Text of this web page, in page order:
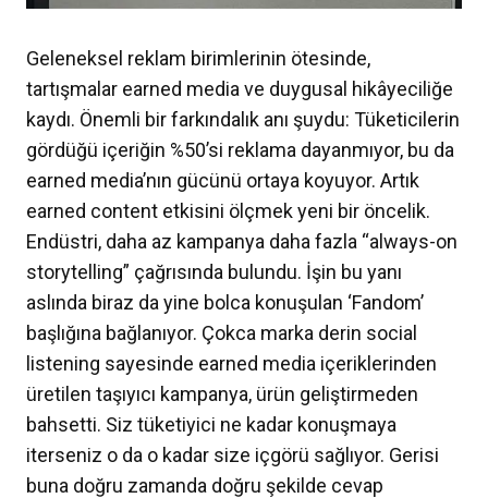
Geleneksel reklam birimlerinin ötesinde,
tartışmalar earned media ve duygusal hikâyeciliğe
kaydı. Önemli bir farkındalık anı şuydu: Tüketicilerin
gördüğü içeriğin %50’si reklama dayanmıyor, bu da
earned media’nın gücünü ortaya koyuyor. Artık
earned content etkisini ölçmek yeni bir öncelik.
Endüstri, daha az kampanya daha fazla “always-on
storytelling” çağrısında bulundu. İşin bu yanı
aslında biraz da yine bolca konuşulan ‘Fandom’
başlığına bağlanıyor. Çokca marka derin social
listening sayesinde earned media içeriklerinden
üretilen taşıyıcı kampanya, ürün geliştirmeden
bahsetti. Siz tüketiyici ne kadar konuşmaya
iterseniz o da o kadar size içgörü sağlıyor. Gerisi
buna doğru zamanda doğru şekilde cevap